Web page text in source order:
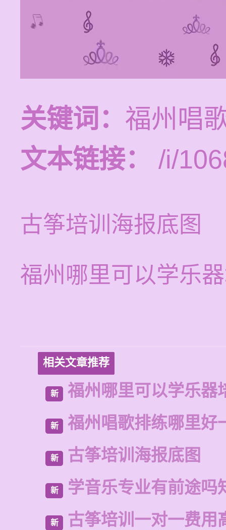
关键词： 福州唱
文本链接：
/i/
古筝培训海报底图
福州哪里可以学乐
相关文章推荐
新 福州哪里可以学乐器
新 福州唱歌排练哪里好
新 古筝培训海报底图
新 学音乐专业有前途吗
新 古筝培训一对一费用